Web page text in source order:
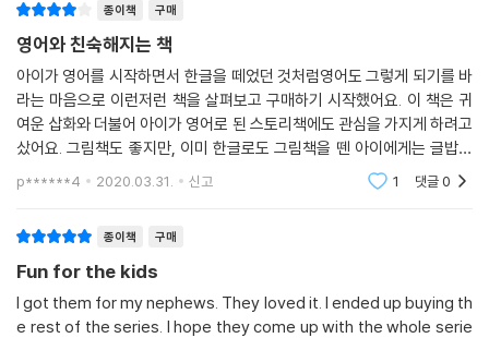
종이책 구매
영어와 친숙해지는 책
아이가 영어를 시작하면서 한글을 떼었던 것처럼영어도 그렇게 되기를 바
라는 마음으로 이런저런 책을 살펴보고 구매하기 시작했어요. 이 책은 귀
여운 삽화와 더불어 아이가 영어로 된 스토리책에도 관심을 가지게 하려고
샀어요. 그림책도 좋지만, 이미 한글로도 그림책을 뗀 아이에게는 글밥이
적은 그림책은 아무리 영어라도 해도 좀 아닌 것 같더라구요. 조금은 이해
력이 떨어져도 Do
p******4 2020.03.31. 신고 1 댓글0
종이책 구매
Fun for the kids
I got them for my nephews. They loved it. I ended up buying th
e rest of the series. I hope they come up with the whole serie